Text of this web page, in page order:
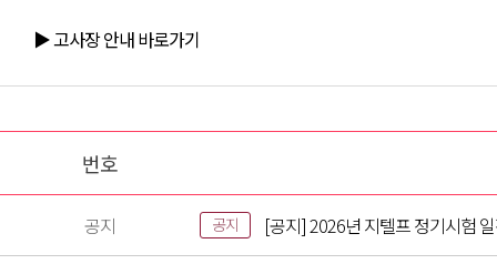
▶ 고사장 안내 바로가기
번호
공지 공지 [공지] 2026년 지텔프 정기시험